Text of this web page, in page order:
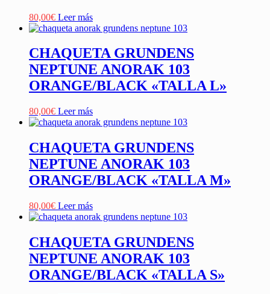
80,00€ Leer más
CHAQUETA GRUNDENS
NEPTUNE ANORAK 103
ORANGE/BLACK «TALLA L»
80,00€ Leer más
CHAQUETA GRUNDENS
NEPTUNE ANORAK 103
ORANGE/BLACK «TALLA M»
80,00€ Leer más
CHAQUETA GRUNDENS
NEPTUNE ANORAK 103
ORANGE/BLACK «TALLA S»